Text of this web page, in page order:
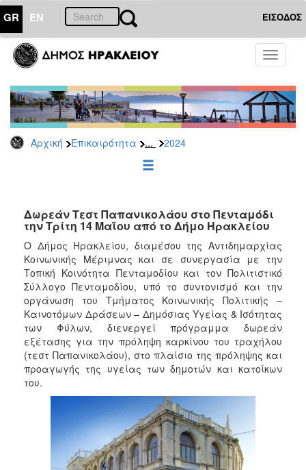
GR EN ΕΙΣΟΔΟΣ
Toggle
Αρχική Επικαιρότητα ... 2024
ΕΠΙΚΑΙΡΟΤΗΤΑ
Τύπου
Αρχείο
2026
2025
2022
2021
2020
2019
2018
2017
2016
2015
2013
2012
2010
2006
Δωρεάν Τεστ Παπανικολάου στο Πενταμόδι
την Τρίτη 14 Μαΐου από το Δήμο Ηρακλείου
Ο Δήμος Ηρακλείου, διαμέσου της Αντιδημαρχίας
Κοινωνικής Μέριμνας και σε συνεργασία με την
Τοπική Κοινότητα Πενταμοδίου και τον Πολιτιστικό
Σύλλογο Πενταμοδίου, υπό το συντονισμό και την
οργάνωση του Τμήματος Κοινωνικής Πολιτικής –
Καινοτόμων Δράσεων – Δημόσιας Υγείας & Ισότητας
των Φύλων, διενεργεί πρόγραμμα δωρεάν
εξέτασης για την πρόληψη καρκίνου του τραχήλου
(τεστ Παπανικολάου), στο πλαίσιο της πρόληψης και
προαγωγής της υγείας των δημοτών και κατοίκων
του.